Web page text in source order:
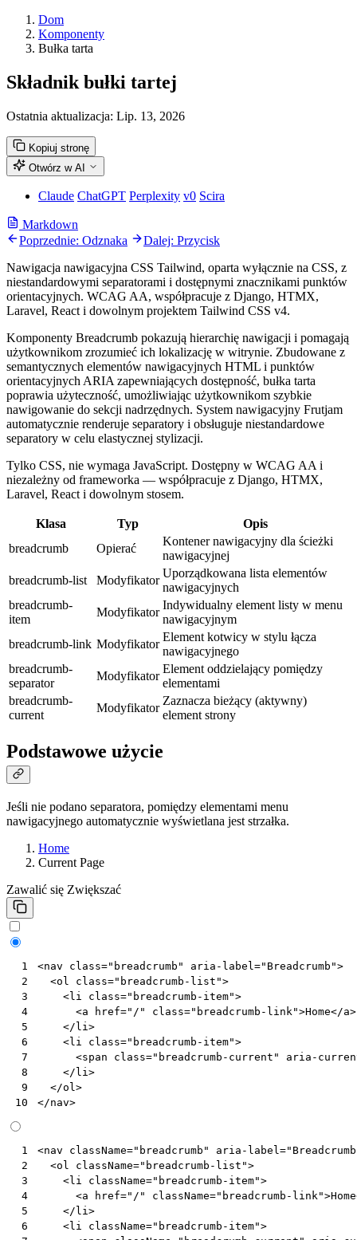
Dom
Komponenty
Bułka tarta
Składnik bułki tartej
Ostatnia aktualizacja: Lip. 13, 2026
Kopiuj stronę
Otwórz w AI
Claude ChatGPT Perplexity v0 Scira
Markdown
Poprzednie: Odznaka
Dalej: Przycisk
Nawigacja nawigacyjna CSS Tailwind, oparta wyłącznie na CSS, z
niestandardowymi separatorami i dostępnymi znacznikami punktów
orientacyjnych. WCAG AA, współpracuje z Django, HTMX,
Laravel, React i dowolnym projektem Tailwind CSS v4.
Komponenty Breadcrumb pokazują hierarchię nawigacji i pomagają
użytkownikom zrozumieć ich lokalizację w witrynie. Zbudowane z
semantycznych elementów nawigacyjnych HTML i punktów
orientacyjnych ARIA zapewniających dostępność, bułka tarta
poprawia użyteczność, umożliwiając użytkownikom szybkie
nawigowanie do sekcji nadrzędnych. System nawigacyjny Frutjam
automatycznie renderuje separatory i obsługuje niestandardowe
separatory w celu elastycznej stylizacji.
Tylko CSS, nie wymaga JavaScript. Dostępny w WCAG AA i
niezależny od frameworka — współpracuje z Django, HTMX,
Laravel, React i dowolnym stosem.
Klasa Typ
Opis
breadcrumb
Opierać
Kontener nawigacyjny dla ścieżki
nawigacyjnej
breadcrumb-list
Modyfikator
Uporządkowana lista elementów
nawigacyjnych
breadcrumb-
item
Modyfikator
Indywidualny element listy w menu
nawigacyjnym
breadcrumb-link Modyfikator
Element kotwicy w stylu łącza
nawigacyjnego
breadcrumb-
separator
Modyfikator
Element oddzielający pomiędzy
elementami
breadcrumb-
current
Modyfikator
Zaznacza bieżący (aktywny)
element strony
Podstawowe użycie
Jeśli nie podano separatora, pomiędzy elementami menu
nawigacyjnego automatycznie wyświetlana jest strzałka.
Home
Current Page
Zawalić się Zwiększać
1
2
3
4
5
6
7
8
9
10
<nav class="breadcrumb" aria-label ="Breadcrumb">
<ol class="breadcrumb-list">
<li class="breadcrumb-item">
<a href="/" class="breadcrumb-link">Home</a>
</li >
<li class="breadcrumb-item">
<span class="breadcrumb-current"
aria-
</li >
</ol >
</nav>
1
2
3
4
5
6
<nav className="breadcrumb" aria-label =
<ol className="breadcrumb-list">
<li className="breadcrumb-item">
<a href="/" className="breadcrumb-link">Home
</li >
<li className="breadcrumb-item">